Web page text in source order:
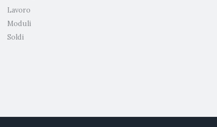
Lavoro
Moduli
Soldi